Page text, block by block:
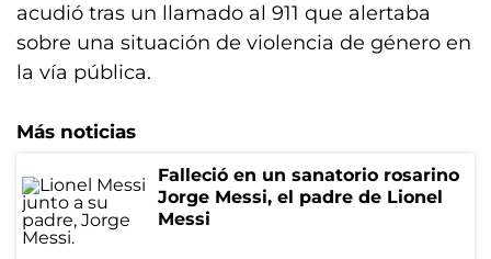
acudió tras un llamado al 911 que alertaba
sobre una situación de violencia de género en
la vía pública.
Más noticias
Falleció en un sanatorio rosarino
Jorge Messi, el padre de Lionel
Messi